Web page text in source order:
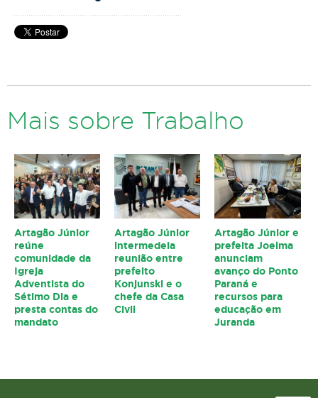
Mais sobre Trabalho
Artagão Júnior
reúne
comunidade da
Igreja
Adventista do
Sétimo Dia e
presta contas do
mandato
Artagão Júnior
intermedeia
reunião entre
prefeito
Konjunski e o
chefe da Casa
Civil
Artagão Júnior e
prefeita Joelma
anunciam
avanço do Ponto
Paraná e
recursos para
educação em
Juranda